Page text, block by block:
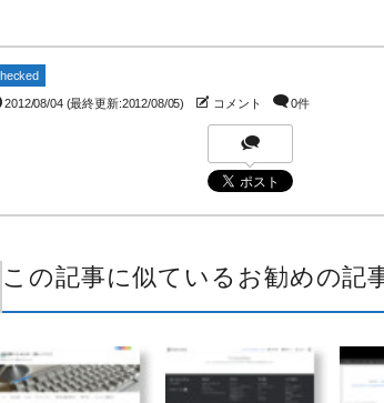
2012/08/04(最終更新:2012/08/05) コメント 0件
この記事に似ているお勧めの記